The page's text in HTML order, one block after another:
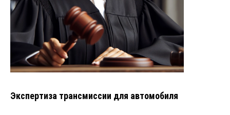
Экспертиза трансмиссии для автомобиля